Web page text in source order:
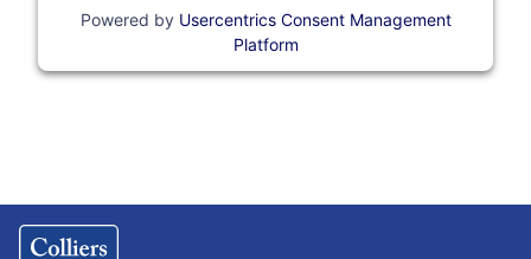
Powered by Usercentrics Consent Management
Platform